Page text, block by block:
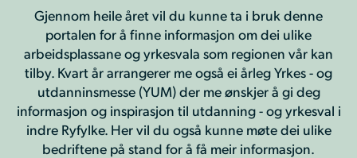
Gjennom heile året vil du kunne ta i bruk denne
portalen for å finne informasjon om dei ulike
arbeidsplassane og yrkesvala som regionen vår kan
tilby. Kvart år arrangerer me også ei årleg Yrkes - og
utdanninsmesse (YUM) der me ønskjer å gi deg
informasjon og inspirasjon til utdanning - og yrkesval i
indre Ryfylke. Her vil du også kunne møte dei ulike
bedriftene på stand for å få meir informasjon.